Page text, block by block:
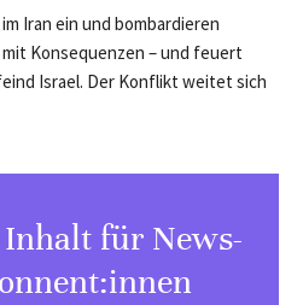
Iran ein und bombardieren
Konsequenzen – und feuert
Israel. Der Konflikt weitet sich
für News-